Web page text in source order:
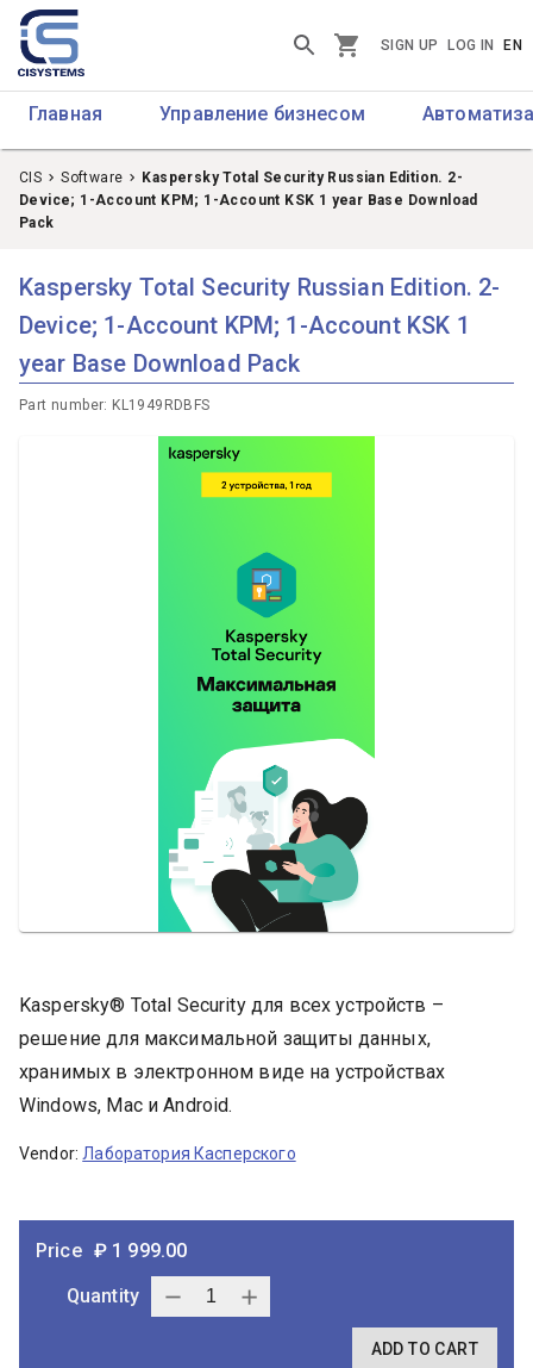
SIGN UP LOG IN EN
Главная Управление бизнесом
CIS Software
Kaspersky Total Security Russian Edition. 2-
Device; 1-Account KPM; 1-Account KSK 1 year Base Download
Pack
Kaspersky Total Security Russian Edition. 2-
Device; 1-Account KPM; 1-Account KSK 1
year Base Download Pack
Part number: KL1949RDBFS
Kaspersky® Total Security для всех устройств –
решение для максимальной защиты данных,
хранимых в электронном виде на устройствах
Windows, Mac и Android.
Vendor: Лаборатория Касперского
Price ₽ 1 999.00
Quantity
ADD TO CART